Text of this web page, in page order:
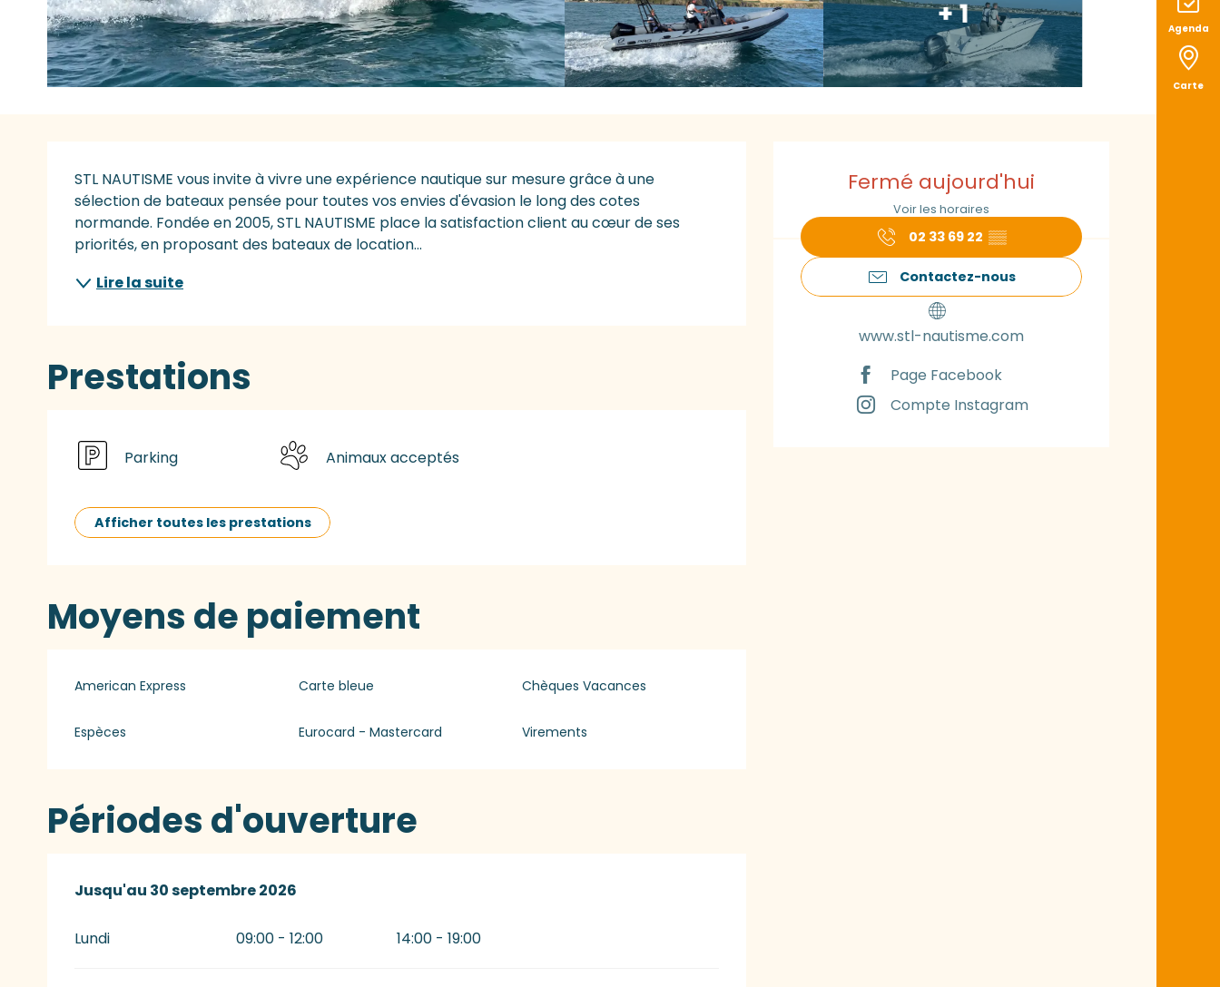
Agenda
Carte
+ 1
Ouverture et
Fermé aujourd'hui
Voir les horaires
02 33 69 22 ▒▒
Contactez-nous
www.stl-nautisme.com
Page Facebook
Compte Instagram
Description
STL NAUTISME vous invite à vivre une expérience nautique sur mesure grâce à une
sélection de bateaux pensée pour toutes vos envies d'évasion le long des cotes
normande. Fondée en 2005, STL NAUTISME place la satisfaction client au cœur de ses
priorités, en proposant des bateaux de location...
Lire la suite
Prestations
Parking Animaux acceptés
Afficher toutes les prestations
Moyens de paiement
American Express Carte bleue Chèques Vacances
Espèces Eurocard - Mastercard Virements
Périodes d'ouverture
Du1 mars 2026au30 septembre 2026
Jusqu'au 30 septembre 2026
Lundi 09:00 - 12:00 14:00 - 19:00